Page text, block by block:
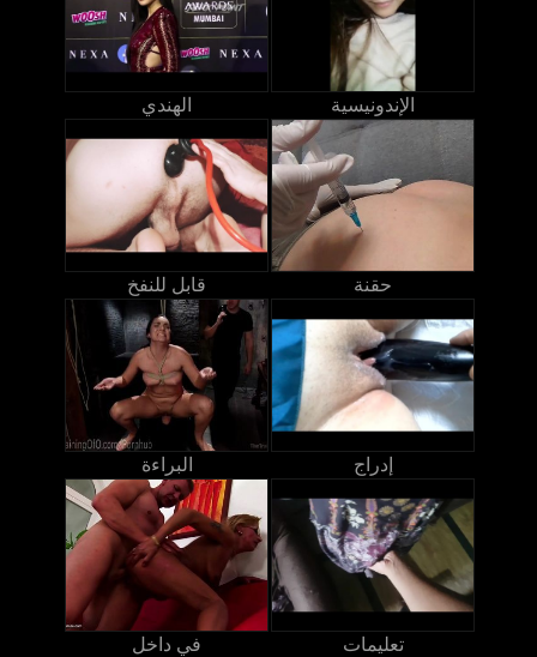
الهندي الإندونيسية
قابل للنفخ حقنة
البراءة إدراج
في داخل تعليمات